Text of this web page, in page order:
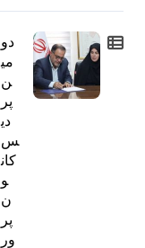
دو
می
ن
پر
دی
س
کان
و
ن
پر
ور